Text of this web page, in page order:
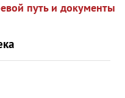
путь и документы